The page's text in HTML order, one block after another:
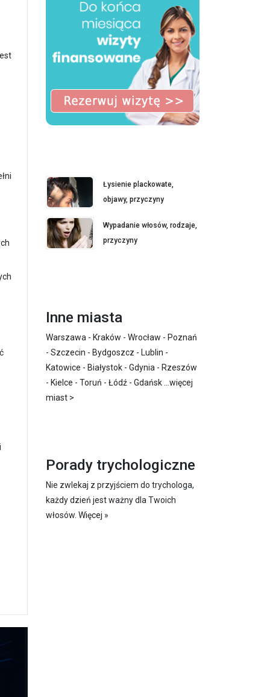
Łysienie plackowate,
objawy, przyczyny
Wypadanie włosów, rodzaje,
przyczyny
Inne miasta
Warszawa - Kraków - Wrocław - Poznań
- Szczecin - Bydgoszcz - Lublin -
Katowice - Białystok - Gdynia - Rzeszów
- Kielce - Toruń - Łódź - Gdańsk
więcej
miast >
Porady trychologiczne
Nie zwlekaj z przyjściem do trychologa,
każdy dzień jest ważny dla Twoich
włosów. Więcej »